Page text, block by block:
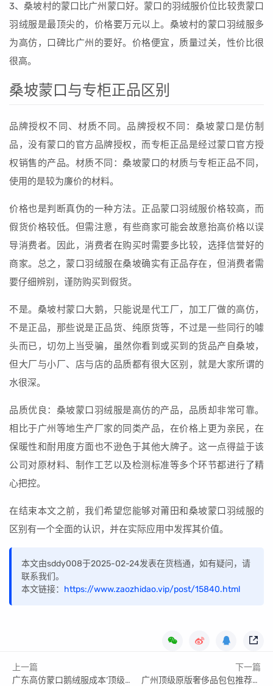
3、桑坡村的蒙口比广州蒙口好。蒙口的羽绒服价位比较贵蒙口
羽绒服是最顶尖的，价格要万元以上。桑坡村的蒙口羽绒服多
为高仿，口碑比广州的要好。价格便宜，质量过关，性价比很
很高。
桑坡蒙口与专柜正品区别
品牌授权不同、材质不同。品牌授权不同：桑坡蒙口是仿制
品，没有蒙口的官方品牌授权，而专柜正品是经过蒙口官方授
权销售的产品。材质不同：桑坡蒙口的材质与专柜正品不同，
使用的是较为廉价的材料。
价格也是判断真伪的一种方法。正品蒙口羽绒服价格较高，而
假货价格较低。但需注意，有些商家可能会故意抬高价格以误
导消费者。因此，消费者在购买时需要多比较，选择信誉好的
商家。总之，蒙口羽绒服在桑坡确实有正品存在，但消费者需
要仔细辨别，谨防购买到假货。
不是。桑坡村蒙口大鹅，只能说是代工厂，加工厂做的高仿，
不是正品，那些说是正品货、纯原货等，不过是一些同行的噱
头而已，切勿上当受骗，虽然你看到或买到的货品产自桑坡，
但大厂与小厂、店与店的品质都有很大区别，就是大家所谓的
水很深。
品质优良：桑坡蒙口羽绒服是高仿的产品，品质却非常可靠。
相比于广州等地生产厂家的同类产品，在价格上更为亲民，在
保暖性和耐用度方面也不逊色于其他大牌子。这一点得益于该
公司对原材料、制作工艺以及检测标准等多个环节都进行了精
心把控。
在结束本文之前，我们希望您能够对莆田和桑坡蒙口羽绒服的
区别有一个全面的认识，并在实际应用中发挥其价值。
本文由sddy008于2025-02-24发表在货档通，如有疑问，请
联系我们。
本文链接： https://www.zaozhidao.vip/post/15840.html
上一篇
广东高仿蒙口鹅绒服成本‘顶级’原单‘’天花板?
下一篇
广州顶级原版奢侈品包包推荐渠道_广州 奢侈品